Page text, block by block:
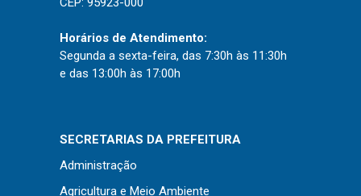
Recursos Humanos
Processo Seletivo
Horários de Atendimento:
Segunda a sexta-feira, das 7:30h às 11:30h
e das 13:00h às 17:00h
SECRETARIAS DA PREFEITURA
Administração
Agricultura e Meio Ambiente